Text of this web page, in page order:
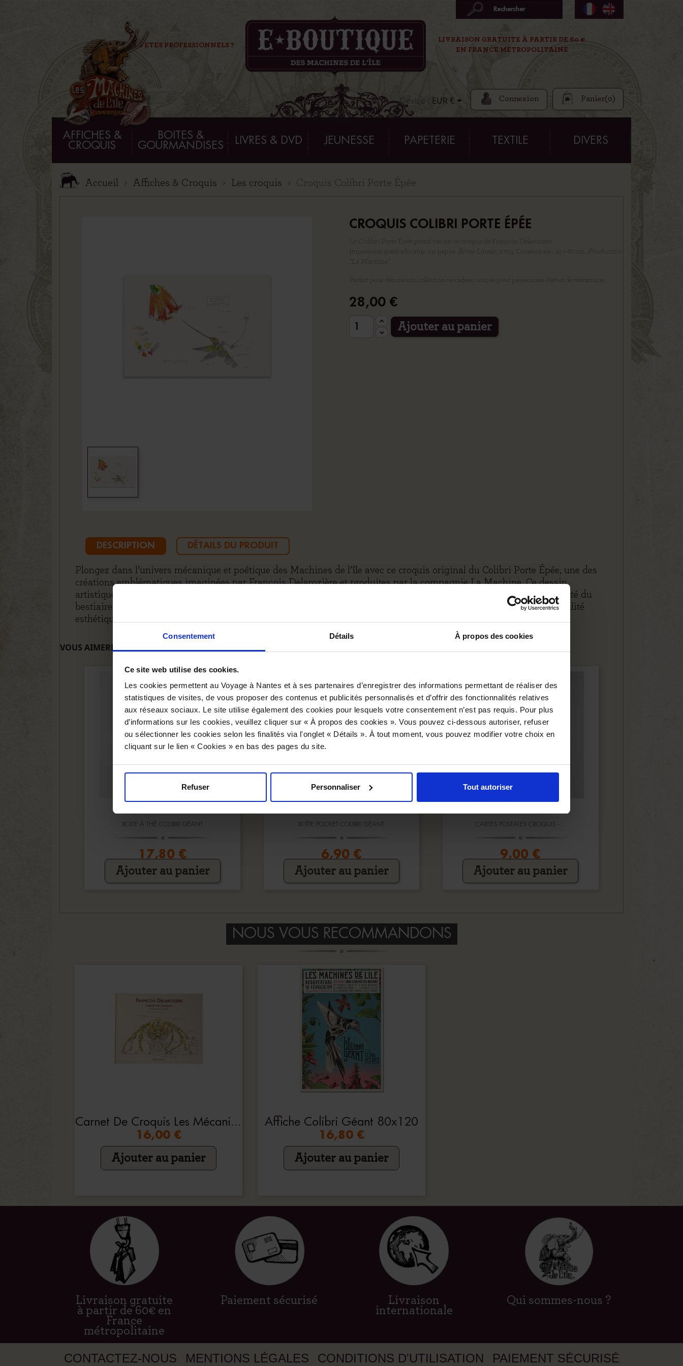
Consentement Détails À propos des cookies
Ce site web utilise des cookies.
Les cookies permettent au Voyage à Nantes et à ses partenaires d’enregistrer des informations permettant de réaliser des
statistiques de visites, de vous proposer des contenus et publicités personnalisés et d’offrir des fonctionnalités relatives
aux réseaux sociaux. Le site utilise également des cookies pour lesquels votre consentement n’est pas requis. Pour plus
d’informations sur les cookies, veuillez cliquer sur « À propos des cookies ». Vous pouvez ci-dessous autoriser, refuser
ou sélectionner les cookies selon les finalités via l'onglet « Détails ». À tout moment, vous pouvez modifier votre choix en
cliquant sur le lien « Cookies » en bas des pages du site.
Refuser Personnaliser Tout autoriser
VOUS ETES PROFESSIONNELS ?
LIVRAISON GRATUITE À PARTIR DE 60 €
EN FRANCE METROPOLITAINE
AFFICHES &
CROQUIS
BOITES &
GOURMANDISES
LIVRES & DVD JEUNESSE PAPETERIE TEXTILE DIVERS
Devise : EUR € Connexion Panier(0)
Accueil Affiches & Croquis Les croquis Croquis Colibri Porte Épée
CROQUIS COLIBRI PORTE ÉPÉE
Le Colibri Porte Épée prend vie sur ce croquis de François Delaroziere
Impression quadrichromie sur papier
Rives Linear, Dimensions : 45 × 60 cm.
Production
"La Machine".
Parfait pour décoration, collection ou cadeau unique pour passionnés d'art et de mécanique.
28,00 €
Ajouter au panier
DESCRIPTION DÉTAILS DU PRODUIT
Plongez dans l’univers mécanique et poétique des Machines de l’île avec ce croquis original du Colibri Porte Épée, une des
créations emblématiques imaginées par François Delarozière et produites par la compagnie La Machine. Ce dessin
artistique capture toute la grâce et la dynamique de ce petit oiseau mécanique, qui symbolise l’élégance et la créativité du
bestiaire fantastique des Machines. Il se distingue par son caractère unique, combinant précision de ligne et sensibilité
esthétique.
VOUS AIMEREZ AUSSI
BOITE À THÉ COLIBRI GÉANT
17,80 €
Ajouter au panier
BOÎTE POCKET COLIBRI GÉANT
6,90 €
Ajouter au panier
CARTES POSTALES CROQUIS -...
9,00 €
Ajouter au panier
NOUS VOUS RECOMMANDONS
Carnet De Croquis Les Mécaniques Savantes
16,00 €
Ajouter au panier
Affiche Colibri Géant 80x120
16,80 €
Ajouter au panier
Livraison gratuite
à partir de 60€ en
France
métropolitaine
Paiement sécurisé
Livraison
internationale
Qui sommes-nous ?
CONTACTEZ-NOUS MENTIONS LÉGALES CONDITIONS D'UTILISATION PAIEMENT SÉCURISÉ